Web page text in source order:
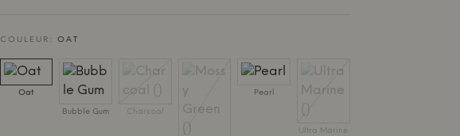
COULEUR: OAT
Oat
Bubble Gum Charcoal
Pearl
Ultra Marine